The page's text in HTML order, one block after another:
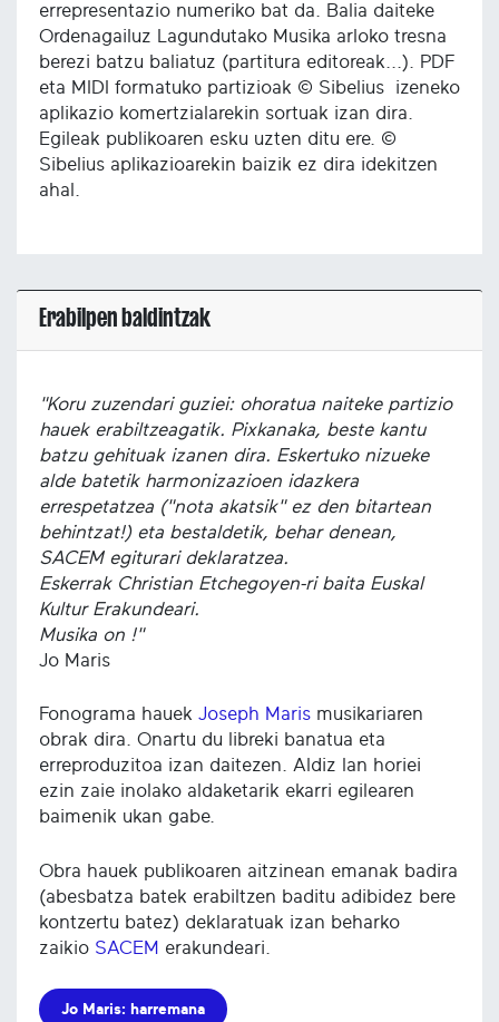
errepresentazio numeriko bat da. Balia daiteke
Ordenagailuz Lagundutako Musika arloko tresna
berezi batzu baliatuz (partitura editoreak...). PDF
eta MIDI formatuko partizioak © Sibelius izeneko
aplikazio komertzialarekin sortuak izan dira.
Egileak publikoaren esku uzten ditu ere. ©
Sibelius aplikazioarekin baizik ez dira idekitzen
ahal.
Erabilpen baldintzak
"Koru zuzendari guziei: ohoratua naiteke partizio
hauek erabiltzeagatik. Pixkanaka, beste kantu
batzu gehituak izanen dira. Eskertuko nizueke
alde batetik harmonizazioen idazkera
errespetatzea ("nota akatsik" ez den bitartean
behintzat!) eta bestaldetik, behar denean,
SACEM egiturari deklaratzea.
Eskerrak Christian Etchegoyen-ri baita Euskal
Kultur Erakundeari.
Musika on !"
Jo Maris
Fonograma hauek Joseph Maris musikariaren
obrak dira. Onartu du libreki banatua eta
erreproduzitoa izan daitezen. Aldiz lan horiei
ezin zaie inolako aldaketarik ekarri egilearen
baimenik ukan gabe.
Obra hauek publikoaren aitzinean emanak badira
(abesbatza batek erabiltzen baditu adibidez bere
kontzertu batez) deklaratuak izan beharko
zaikio SACEM erakundeari.
Jo Maris: harremana